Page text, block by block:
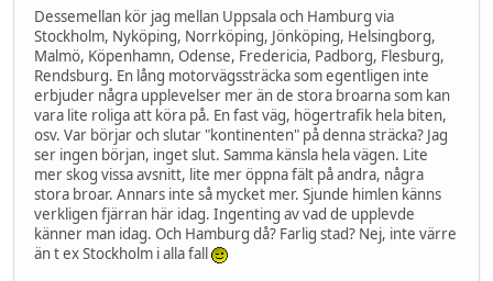
Dessemellan kör jag mellan Uppsala och Hamburg via
Stockholm, Nyköping, Norrköping, Jönköping, Helsingborg,
Malmö, Köpenhamn, Odense, Fredericia, Padborg, Flesburg,
Rendsburg. En lång motorvägssträcka som egentligen inte
erbjuder några upplevelser mer än de stora broarna som kan
vara lite roliga att köra på. En fast väg, högertrafik hela biten,
osv. Var börjar och slutar "kontinenten" på denna sträcka? Jag
ser ingen början, inget slut. Samma känsla hela vägen. Lite
mer skog vissa avsnitt, lite mer öppna fält på andra, några
stora broar. Annars inte så mycket mer. Sjunde himlen känns
verkligen fjärran här idag. Ingenting av vad de upplevde
känner man idag. Och Hamburg då? Farlig stad? Nej, inte värre
än t ex Stockholm i alla fall